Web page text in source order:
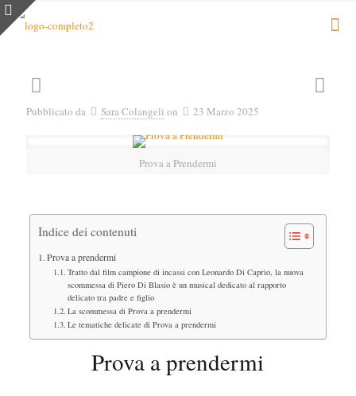
Pubblicato da Sara Colangeli on 23 Marzo 2025
Prova a Prendermi
Indice dei contenuti
Prova a prendermi
Tratto dal film campione di incassi con Leonardo Di Caprio, la nuova
scommessa di Piero Di Blasio è un musical dedicato al rapporto
delicato tra padre e figlio
La scommessa di Prova a prendermi
Le tematiche delicate di Prova a prendermi
Prova a prendermi